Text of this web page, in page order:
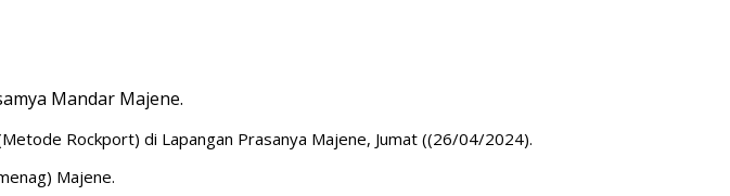
Mandar Majene.
Rockport) di Lapangan Prasanya Majene, Jumat ((26/04/2024).
Majene.